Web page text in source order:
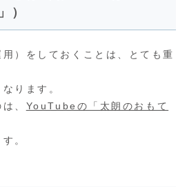
）
）をしておくことは、とても重
ります。
、 YouTubeの「太朗のおもて
。